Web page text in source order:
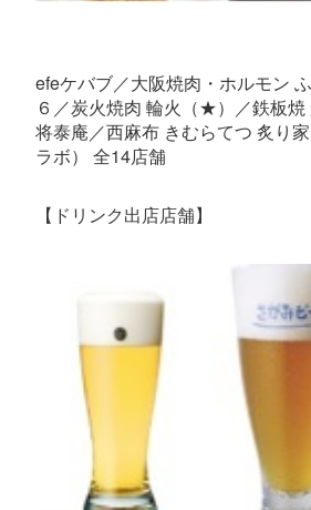
efeケバブ／大阪焼肉・ホルモン
６／炭火焼肉 輪火（★）／鉄板
将泰庵／西麻布 きむらてつ 炙り
ラボ） 全14店舗
【ドリンク出店店舗】